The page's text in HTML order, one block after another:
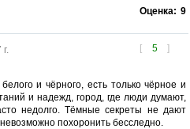
Оценка: 9
[ 5 ]
и чёрного, есть только чёрное и
и надежд, город, где люди думают,
недолго. Тёмные секреты не дают
похоронить бесследно.